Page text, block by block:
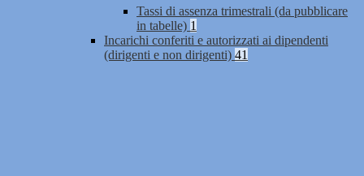
Tassi di assenza trimestrali (da pubblicare
in tabelle) 1
Incarichi conferiti e autorizzati ai dipendenti
(dirigenti e non dirigenti) 41